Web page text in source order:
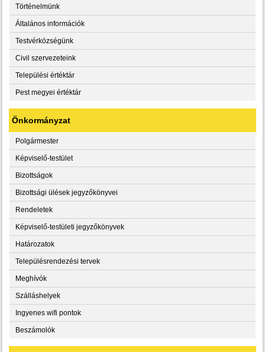
Történelmünk
Általános információk
Testvérközségünk
Civil szervezeteink
Települési értéktár
Pest megyei értéktár
Önkormányzat
Polgármester
Képviselő-testület
Bizottságok
Bizottsági ülések jegyzőkönyvei
Rendeletek
Képviselő-testületi jegyzőkönyvek
Határozatok
Településrendezési tervek
Meghívók
Szálláshelyek
Ingyenes wifi pontok
Beszámolók